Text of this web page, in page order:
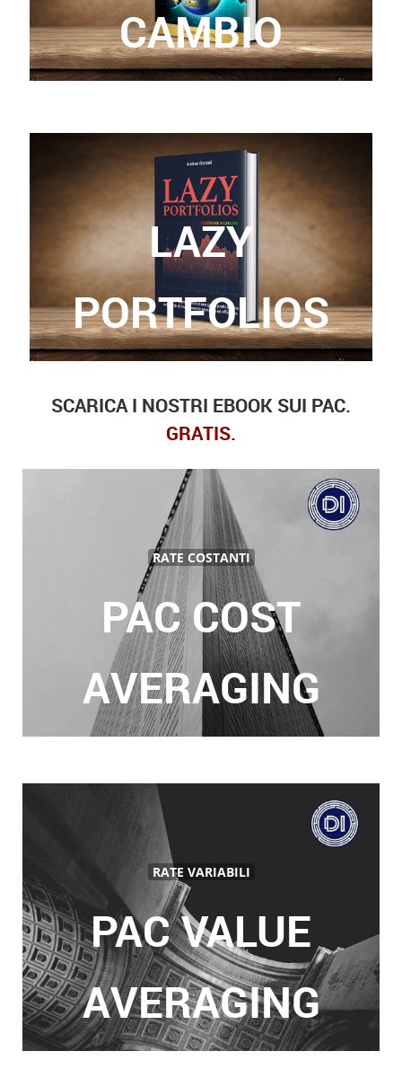
CAMBIO
Grazie a questo libro, potrete finalmente trovare
le risposte a queste domande.
LAZY
PORTFOLIOS
SCARICA I NOSTRI EBOOK SUI PAC.
GRATIS.
RATE COSTANTI
PAC COST
AVERAGING
RATE VARIABILI
PAC VALUE
AVERAGING